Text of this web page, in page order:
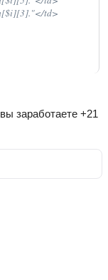
заработаете +21